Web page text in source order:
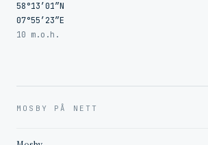
58°13′01″N
07°55′23″E
10 m.o.h.
MOSBY PÅ NETT